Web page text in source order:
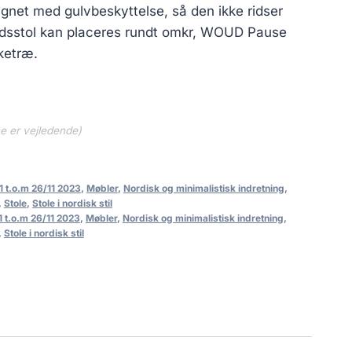
med gulvbeskyttelse, så den ikke ridser
kan placeres rundt omkr, WOUD Pause
er vejledende)
t.o.m 26/11 2023, Møbler, Nordisk og minimalistisk indretning,
Stole, Stole i nordisk stil
t.o.m 26/11 2023, Møbler, Nordisk og minimalistisk indretning,
Stole i nordisk stil